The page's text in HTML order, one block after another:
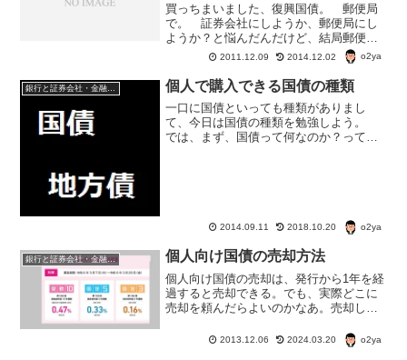
買っちまいました、復興国債。 郵便局
で。 証券会社にしようか、郵便局にし
ようか？と悩んだんだけど、結局郵便
局。 郵便局で、国債購入のメリットは
1、国債を担保に借り入れができる（保有
国債の80％、200万円まで） ので、い
ざ、どうしてもお金が...
2011.12.09 2014.12.02 o2ya
銀行と証券会社・金融商品 個人で購入できる国債の種類
一口に国債といっても種類がありまし
て、今日は国債の種類を勉強しよう。
では、まず、国債って何なのか？って話
2014.09.11 2018.10.20 o2ya
銀行と証券会社・金融商品 個人向け国債の売却方法
個人向け国債の売却は、発行から1年を経
過すると売却できる。でも、実際どこに
売却を頼んだらよいのかなあ。売却した
ろう？1年未満でも売却する方法ってある
2013.12.06 2024.03.20 o2ya